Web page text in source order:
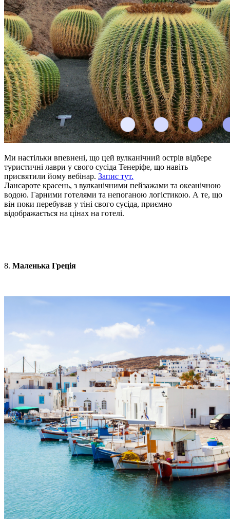
Ми настільки впевнені, що цей вулканічний острів відбере
туристичні лаври у свого сусіда Тенеріфе, що навіть
присвятили йому вебінар. Запис тут.
Лансароте красень, з вулканічними пейзажами та океанічною
водою. Гарними готелями та непоганою логістикою. А те, що
він поки перебував у тіні свого сусіда, приємно
відображається на цінах на готелі.
8. Маленька Греція